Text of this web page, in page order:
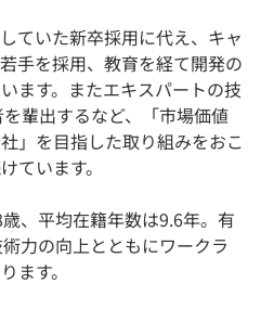
ていた新卒採用に代え、キャ
手を採用、教育を経て開発の
ます。またエキスパートの技
輩出するなど、「市場価値
」を目指した取り組みをおこ
ています。
、平均在籍年数は9.6年。有
力の向上とともにワークラ
ます。